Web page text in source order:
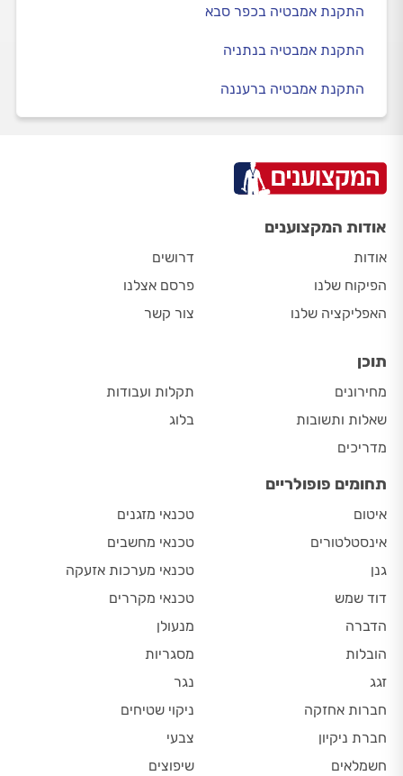
התקנת אמבטיה בכפר סבא
התקנת אמבטיה בנתניה
התקנת אמבטיה ברעננה
אודות המקצוענים
אודות
הפיקוח שלנו
האפליקציה שלנו
דרושים
פרסם אצלנו
צור קשר
תוכן
מחירונים
שאלות ותשובות
מדריכים
תקלות ועבודות
בלוג
תחומים פופולריים
איטום
אינסטלטורים
גנן
דוד שמש
הדברה
הובלות
זגג
חברות אחזקה
חברת ניקיון
חשמלאים
טכנאי מזגנים
טכנאי מחשבים
טכנאי מערכות אזעקה
טכנאי מקררים
מנעולן
מסגריות
נגר
ניקוי שטיחים
צבעי
שיפוצים